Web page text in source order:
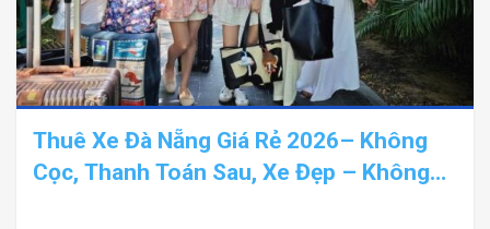
Thuê Xe Đà Nẵng Giá Rẻ 2026– Không
Cọc, Thanh Toán Sau, Xe Đẹp – Không